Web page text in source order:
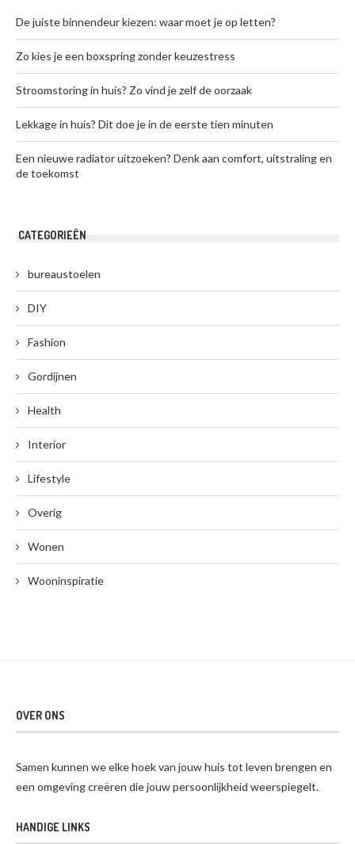
De juiste binnendeur kiezen: waar moet je op letten?
Zo kies je een boxspring zonder keuzestress
Stroomstoring in huis? Zo vind je zelf de oorzaak
Lekkage in huis? Dit doe je in de eerste tien minuten
Een nieuwe radiator uitzoeken? Denk aan comfort, uitstraling en
de toekomst
CATEGORIEËN
bureaustoelen
DIY
Fashion
Gordijnen
Health
Interior
Lifestyle
Overig
Wonen
Wooninspiratie
OVER ONS
Samen kunnen we elke hoek van jouw huis tot leven brengen en
een omgeving creëren die jouw persoonlijkheid weerspiegelt.
HANDIGE LINKS